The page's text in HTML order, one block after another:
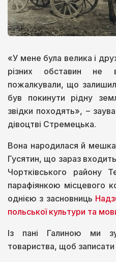
«У мене була велика і
різних обставин
пожалкували, що
був покинути рідну
звідки походять», –
дівоцтві Стремецька.
Вона народилася й
Гусятин, що зараз
Чортківського району
парафіянкою місцевого
однією з засновниць
польської культури та
Із пані Галиною ми
товариства, щоб записати